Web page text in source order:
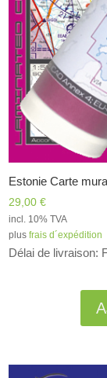
Estonie Carte
29,00€
incl. 10% TVA
plusfrais d´expédition
Délai de livraison: